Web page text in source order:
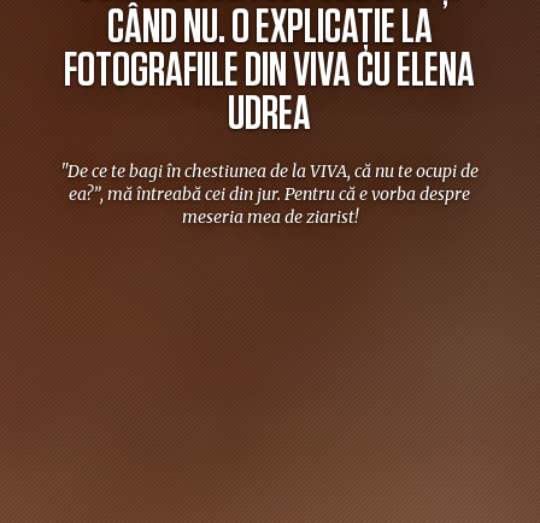
CÂND NU. O EXPLICAȚIE LA
FOTOGRAFIILE DIN VIVA CU ELENA
UDREA
"De ce te bagi în chestiunea de la VIVA, că nu te ocupi de
ea?”, mă întreabă cei din jur. Pentru că e vorba despre
meseria mea de ziarist!